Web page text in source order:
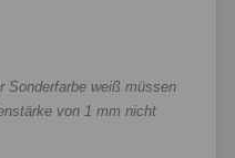
Sonderfarbe weiß müssen
von 1 mm nicht